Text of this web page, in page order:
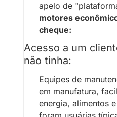
apelo de
motores
cheque:
Acesso a um
não tinha:
Equipes de
em manufatura,
energia, alimentos